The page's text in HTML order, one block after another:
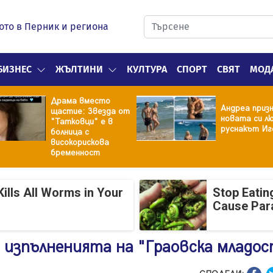
в Перник и региона
ЖЪЛТИНИ КУЛТУРА СПОРТ СВЯТ
Драма вместо
щастие: Звезда от
"Татковци" е в
болница с
високорискова
бременност
Андреа
новата си
руснакът
All Worms in Your
Stop
Cause
изпълненията на "Граовска